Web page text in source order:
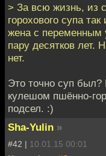
> За всю жизнь, из
горохового супа
жена с переменным
пару десятков лет.
нет.
Это точно суп был?
кулешом пшённо-
подсел. :)
Sha-Yulin »
#42 | 10.01.15 00:01